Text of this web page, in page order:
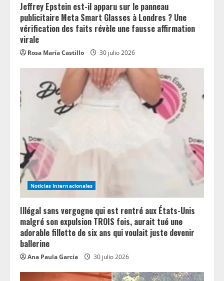
Jeffrey Epstein est-il apparu sur le panneau
publicitaire Meta Smart Glasses à Londres ? Une
vérification des faits révèle une fausse affirmation
virale
Rosa María Castillo 30 julio 2026
Noticias Internacionales
Illégal sans vergogne qui est rentré aux États-Unis
malgré son expulsion TROIS fois, aurait tué une
adorable fillette de six ans qui voulait juste devenir
ballerine
Ana Paula García 30 julio 2026